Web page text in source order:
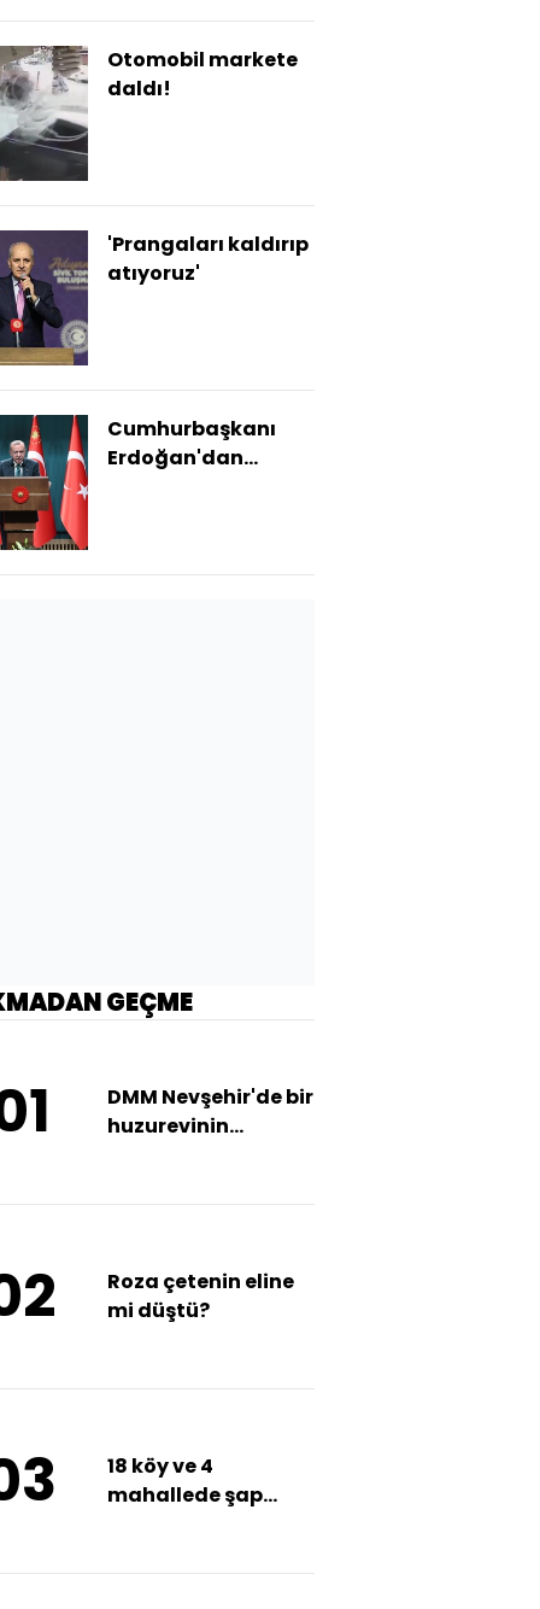
Otomobil markete
daldı!
'Prangaları kaldırıp
atıyoruz'
Cumhurbaşkanı
Erdoğan'dan
GEÇME
DMM Nevşehir'de bir
huzurevinin
yalanladı
Roza çetenin eline
mi düştü?
18 köy ve 4
mahallede şap